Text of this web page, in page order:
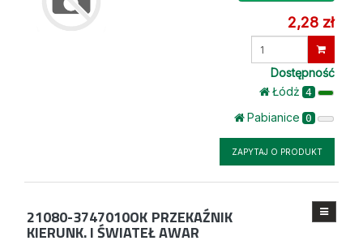
2,28 zł
Dostępność
Łódż 4
Pabianice 0
ZAPYTAJ O PRODUKT
21080-3747010OK PRZEKAŹNIK
KIERUNK. I ŚWIATEŁ AWAR